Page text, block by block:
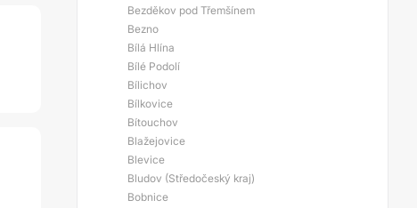
Bezděkov pod Třemšínem
Bezno
Bílá Hlína
Bílé Podolí
Bílichov
Bílkovice
Bítouchov
Blažejovice
Blevice
Bludov (Středočeský kraj)
Bobnice